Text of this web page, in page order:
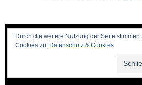
Durch die weitere Nutzung der Seite
Cookies zu. Datenschutz & Cookies